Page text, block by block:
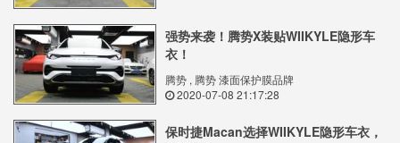
强势来袭！腾势X装贴WIIKYLE隐形车
衣！
腾势 , 腾势 漆面保护膜品牌
2020-07-08 21:17:28
保时捷Macan选择WIIKYLE隐形车衣，